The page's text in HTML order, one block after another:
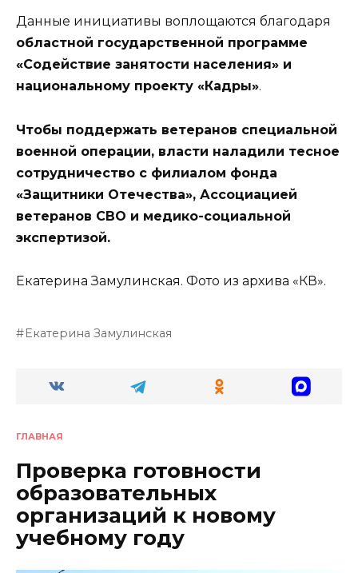
Данные инициативы воплощаются благодаря
областной государственной программе
«Содействие занятости населения» и
национальному проекту «Кадры».
Чтобы поддержать ветеранов специальной
военной операции, власти наладили тесное
сотрудничество с филиалом фонда
«Защитники Отечества», Ассоциацией
ветеранов СВО и медико-социальной
экспертизой.
Екатерина Замулинская. Фото из архива «КВ».
Екатерина Замулинская
ГЛАВНАЯ
Проверка готовности
образовательных
организаций к новому
учебному году